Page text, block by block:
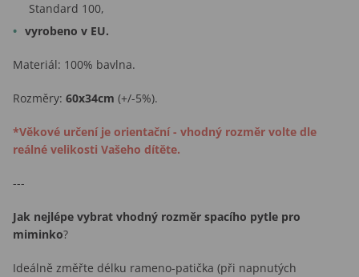
Standard 100,
vyrobeno v EU.
Materiál: 100% bavlna.
Rozměry: 60x34cm (+/-5%).
*Věkové určení je orientační - vhodný rozměr volte dle
reálné velikosti Vašeho dítěte.
---
Jak nejlépe vybrat vhodný rozměr spacího pytle pro
miminko?
Ideálně změřte délku rameno-patička (při napnutých